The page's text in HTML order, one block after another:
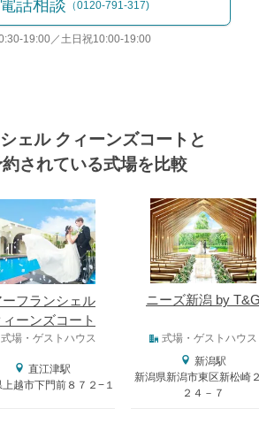
電話相談 （0120-791-317)
19:00／土日祝10:00-19:00
ェル クィーンズコートと
されている式場を比較
ーフランシェル
ィーンズコート
ニーズ新潟 by
式場・ゲストハウス 式場・ゲストハウス
直江津駅
上越市下門前８７２−１
新潟駅
新潟県新潟市東区新松崎
２４－７